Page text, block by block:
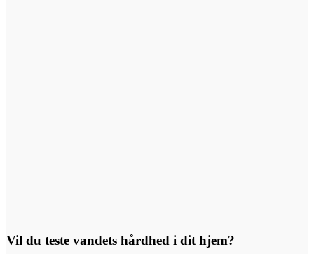
Vil du teste vandets hårdhed i dit hjem?